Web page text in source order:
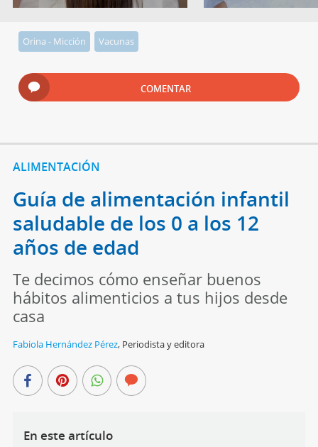
Orina - Micción Vacunas
COMENTAR
ALIMENTACIÓN
Guía de alimentación infantil
saludable de los 0 a los 12
años de edad
Te decimos cómo enseñar buenos
hábitos alimenticios a tus hijos desde
casa
Fabiola Hernández Pérez, Periodista y editora
En este artículo